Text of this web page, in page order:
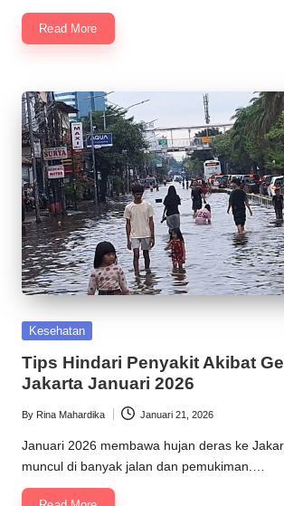
Read More
Posted
Kesehatan
Tips Hindari Penyakit Akibat
Jakarta Januari 2026
Posted
by
By Rina Mahardika Januari 21, 2026
Januari 2026 membawa hujan deras ke
muncul di banyak jalan dan pemukiman.…